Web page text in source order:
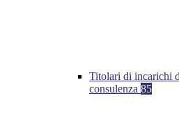
Titolari di incarichi
consulenza 85